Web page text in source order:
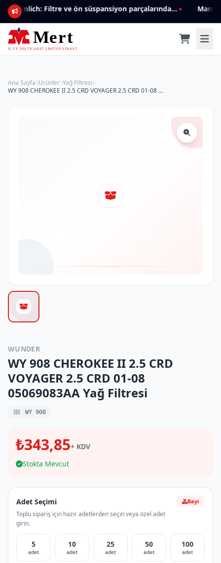
Mannlich: Filtre ve ön süspansiyon parçalarında genişleyen ürün yelpazesiyle kalite ve güven.
Ana Sayfa Ürünler Yağ Filtresi
WY 908 CHEROKEE II 2.5 CRD VOYAGER 2.5 CRD 01-08 05069083AA Yağ Filtresi
WUNDER
WY 908 CHEROKEE II 2.5 CRD
VOYAGER 2.5 CRD 01-08
05069083AA Yağ Filtresi
WY 908
₺343,85+ KDV
Stokta Mevcut
Adet Seçimi
Toplu sipariş için hazır adetlerden seçin veya özel adet
girin.
Bayi
5
adet
10
adet
25
adet
50
adet
100
adet